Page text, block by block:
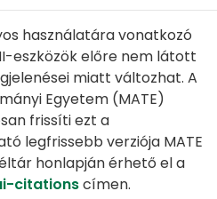
használatára vonatkozó
eszközök előre nem látott
miatt változhat. A
Egyetem (MATE)
frissíti ezt a
legfrissebb verziója MATE
honlapján érhető el a
citationscímen.